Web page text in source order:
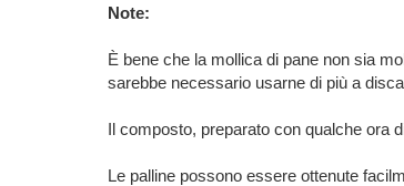
Note:
È bene che la mollica di pane non sia
sarebbe necessario usarne di più a
Il composto, preparato con qualche ora
Le palline possono essere ottenute